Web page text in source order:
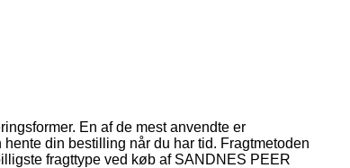
En af de mest anvendte er
din bestilling når du har tid. Fragtmetoden
fragttype ved køb af SANDNES PEER